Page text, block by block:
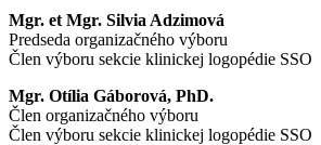
Mgr. et Mgr. Silvia Adzimová
Predseda organizačného výboru
Člen výboru sekcie klinickej logopédie SSO
Mgr. Otília Gáborová, PhD.
Člen organizačného výboru
Člen výboru sekcie klinickej logopédie SSO